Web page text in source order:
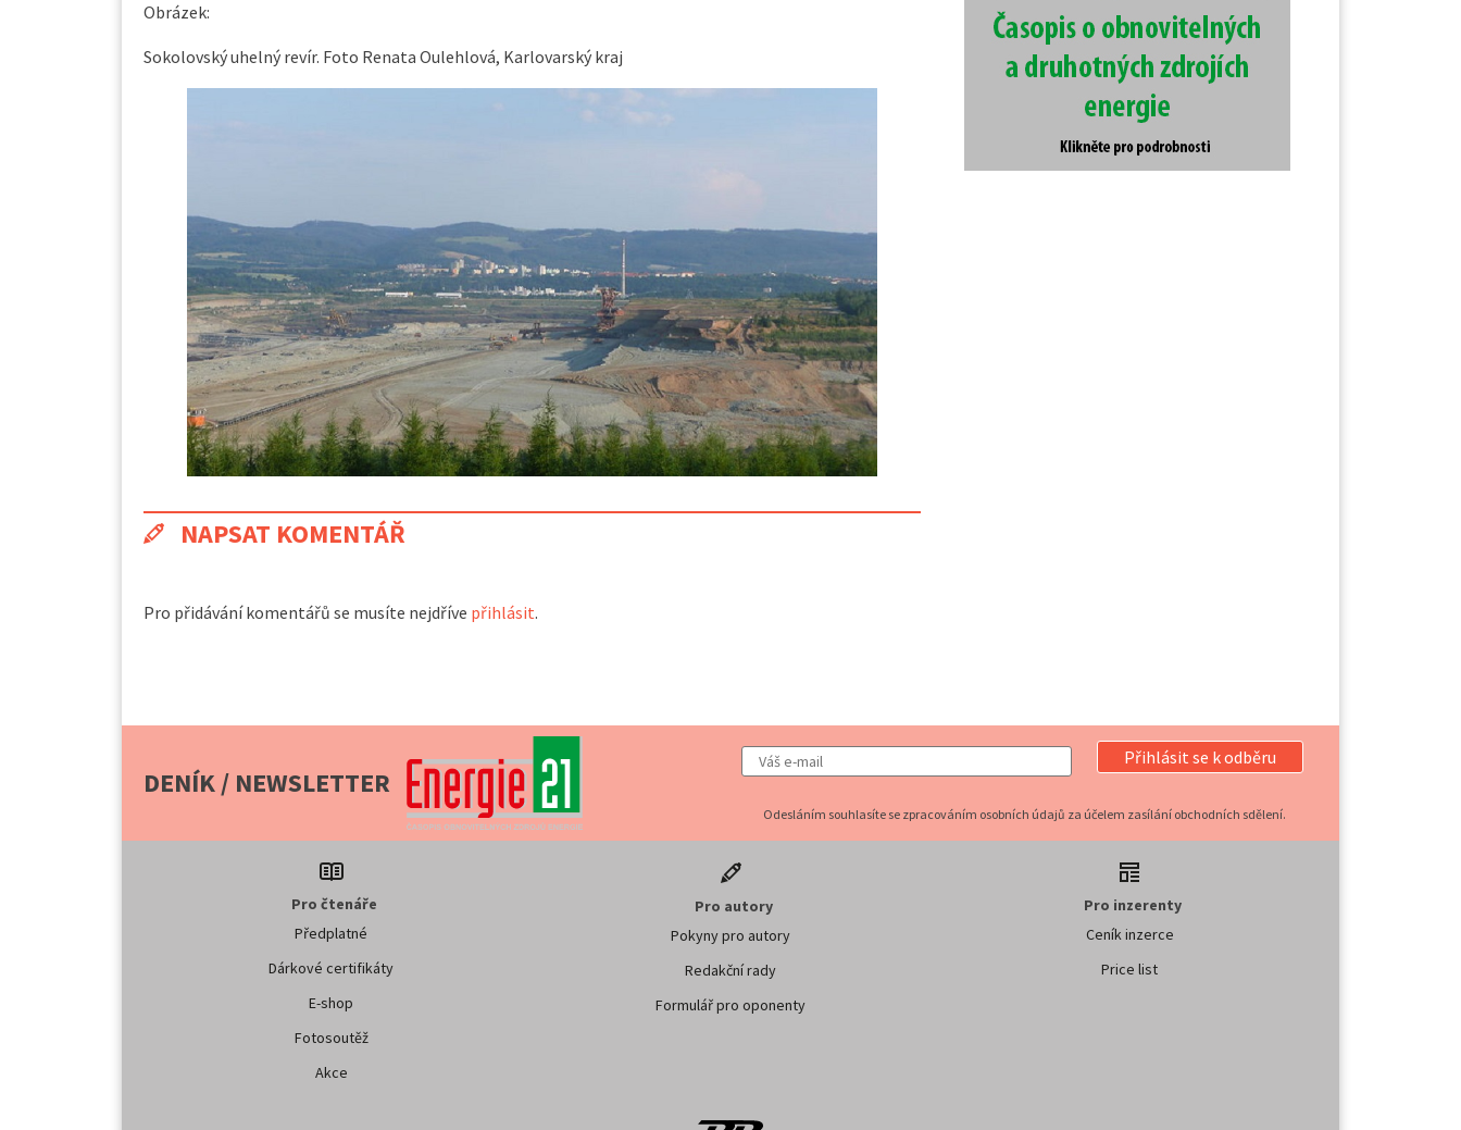
Obrázek:
Sokolovský uhelný revír. Foto Renata Oulehlová, Karlovarský kraj
NAPSAT KOMENTÁŘ
Pro přidávání komentářů se musíte nejdříve přihlásit.
DENÍK / NEWSLETTER
Přihlásit se k odběru
Odesláním souhlasíte se zpracováním osobních údajů za účelem zasílání obchodních sdělení.
Pro čtenáře
Předplatné
Dárkové certifikáty
E-shop
Fotosoutěž
Akce
Pro autory
Pokyny pro autory
Redakční rady
Formulář pro oponenty
Pro inzerenty
Ceník inzerce
Price list